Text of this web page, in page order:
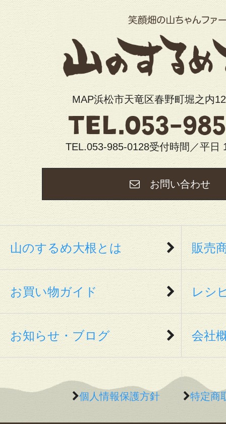
MAP浜松市天竜区春野町堀之内
TEL.053-985-0128受付時間／平日
お問い合わ
山のするめ大根とは 販売
お買い物ガイド レシ
お知らせ・ブログ 会社
個人情報保護方針 特定商